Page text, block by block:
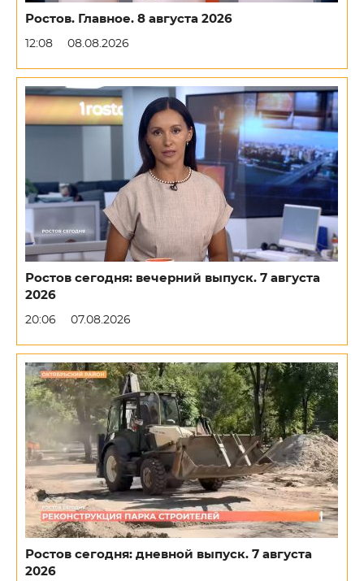
Ростов. Главное. 8 августа 2026
12:08 08.08.2026
Ростов сегодня: вечерний выпуск. 7 августа
2026
20:06 07.08.2026
Ростов сегодня: дневной выпуск. 7 августа
2026